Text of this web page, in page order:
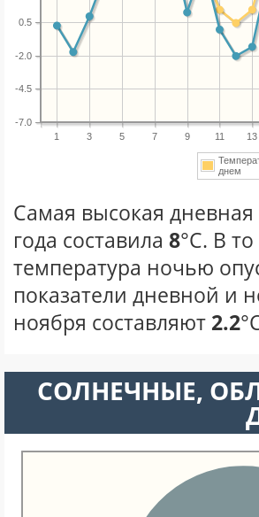
1 3 5 7 9 11 13
-7.0
-4.5
-2.0
0.5
днем
Самая высокая
года составила 8°С. В
температура ночью
показатели дневной и
ноября составляют 2.2
CОЛНЕЧНЫЕ,